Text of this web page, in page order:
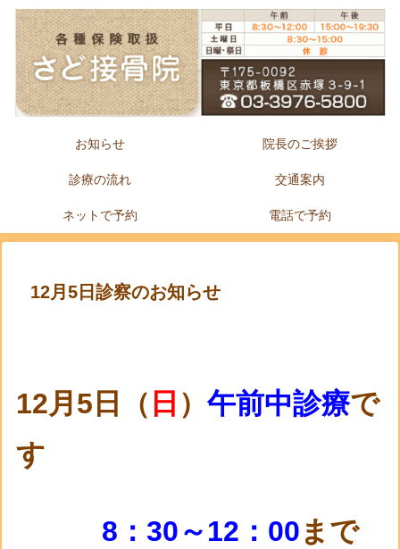
お知らせ 院長のご挨拶
診療の流れ 交通案内
ネットで予約 電話で予約
12月5日診察のお知らせ
12月5 日（ 日 ）午前中診療で
す
8：30～12：00まで